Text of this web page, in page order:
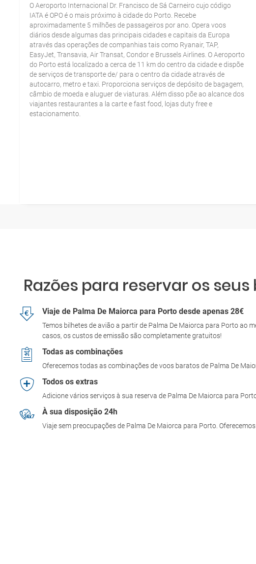
O Aeroporto Internacional Dr. Francisco de Sá Carneiro cujo código
IATA é OPO é o mais próximo à cidade do Porto. Recebe
aproximadamente 5 milhões de passageiros por ano. Opera voos
diários desde algumas das principais cidades e capitais da Europa
através das operações de companhias tais como Ryanair, TAP,
EasyJet, Transavia, Air Transat, Condor e Brussels Airlines. O Aeroporto
do Porto está localizado a cerca de 11 km do centro da cidade e dispõe
de serviços de transporte de/ para o centro da cidade através de
autocarro, metro e taxi. Proporciona serviços de depósito de bagagem,
câmbio de moeda e aluguer de viaturas. Além disso põe ao alcance dos
viajantes restaurantes a la carte e fast food, lojas duty free e
estacionamento.
Razões para reservar os
Viaje de Palma De Maiorca para Porto desde apenas 28€
Temos bilhetes de avião a partir de Palma De Maiorca para Porto ao
casos, os custos de emissão são completamente gratuitos!
Todas as combinações
Oferecemos todas as combinações de voos baratos de Palma De
Todos os extras
Adicione vários serviços à sua reserva de Palma De Maiorca para
À sua disposição 24h
Viaje sem preocupações de Palma De Maiorca para Porto.